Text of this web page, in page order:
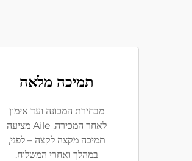
תמיכה מלאה
מבחירת המכונה ועד אימון
לאחר המכירה, Aile מציעה
תמיכה מקצה לקצה – לפני,
במהלך ואחרי המשלוח.